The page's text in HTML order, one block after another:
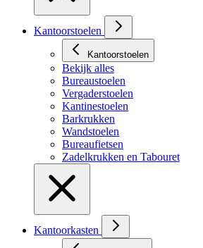
Kantoorstoelen
Kantoorstoelen
Bekijk alles
Bureaustoelen
Vergaderstoelen
Kantinestoelen
Barkrukken
Wandstoelen
Bureaufietsen
Zadelkrukken en Tabouret
Kantoorkasten